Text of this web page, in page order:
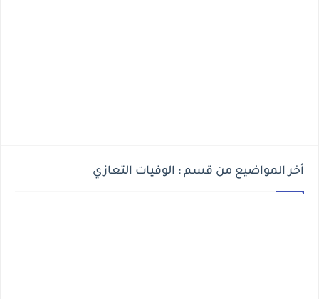
أخر المواضيع من قسم : الوفيات التعازي